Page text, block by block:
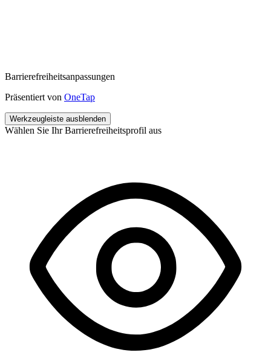
Barrierefreiheitsanpassungen
Präsentiert von OneTap
Werkzeugleiste ausblenden
Wählen Sie Ihr Barrierefreiheitsprofil aus